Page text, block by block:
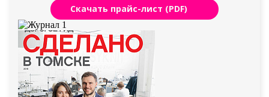
Скачать прайс-лист (PDF)